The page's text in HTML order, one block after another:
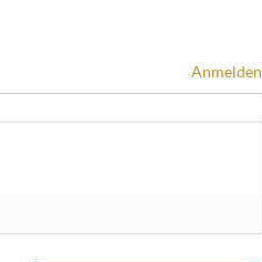
Anmelden